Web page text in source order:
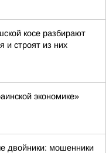
косе разбирают
и строят из них
экономике»
двойники: мошенники